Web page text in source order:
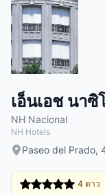
เอ็นเอช นาซิ
NH Nacional
NH Hotels
Paseo del Prado,
4 ดาว